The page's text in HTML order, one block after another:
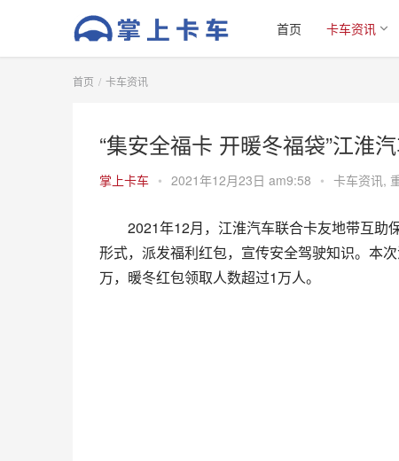
首页 卡车资讯
首页 卡车资讯
“集安全福卡 开暖冬福袋”江淮
掌上卡车 • 2021年12月23日 am9:58 • 卡车资讯,
2021年12月，江淮汽车联合卡友地带互助
形式，派发福利红包，宣传安全驾驶知识。本
万，暖冬红包领取人数超过1万人。